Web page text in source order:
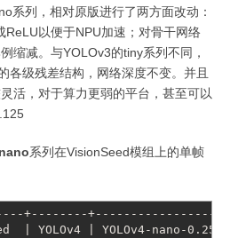
系列，相对原版进行了两方面改动：
ReLU以便于NPU加速；对骨干网络
缩减。与YOLOv3的tiny系列不同，
各级残差结构，网络深度不变。并且
活，对于算力更弱的平台，甚至可以
系列在VisionSeed模组上的单帧
+--------+------------------
| YOLOv4 | YOLOv4-nano-0.25 |